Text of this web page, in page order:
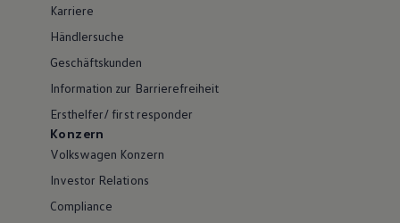
Karriere
Händlersuche
Geschäftskunden
Information zur Barrierefreiheit
Ersthelfer/ first responder
Konzern
Volkswagen Konzern
Investor Relations
Compliance